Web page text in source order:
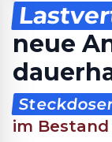
neue
im